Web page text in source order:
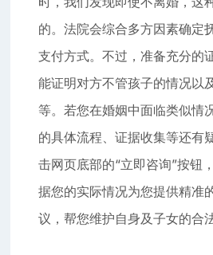
的。法院会综合多方因素确定
支付方式。不过，准备充分的
能证明对方不管孩子的情况以
等。若您在婚姻中面临类似情
的具体流程、证据收集等还有
击网页底部的“立即咨询”按钮
据您的实际情况为您提供精准
议，帮您维护自身及子女的合